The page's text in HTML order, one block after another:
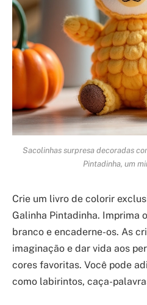
Sacolinhas surpresa decoradas
Pintadinha, um
Crie um livro de colorir
Galinha Pintadinha. Imprima
branco e encaderne-os. As
imaginação e dar vida aos
cores favoritas. Você pode
como labirintos, caça-